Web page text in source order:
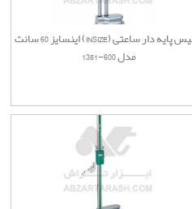
کولیس پایه دار ساعتی (INSIZE) اینسایز 60 سانت
مدل 600-1351